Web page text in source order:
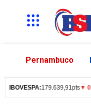
Pernambuco
IBOVESPA:179.639,91pts▼